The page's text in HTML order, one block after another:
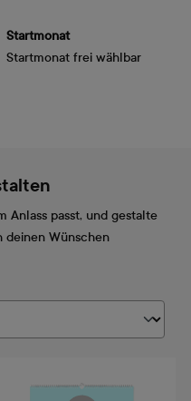
Startmonat
Startmonat frei wählbar
Anlass passt, und gestalte
deinen Wünschen